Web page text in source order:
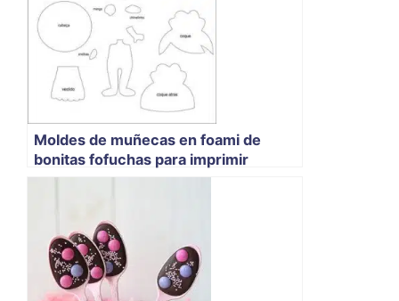
Moldes de muñecas en foami de
bonitas fofuchas para imprimir